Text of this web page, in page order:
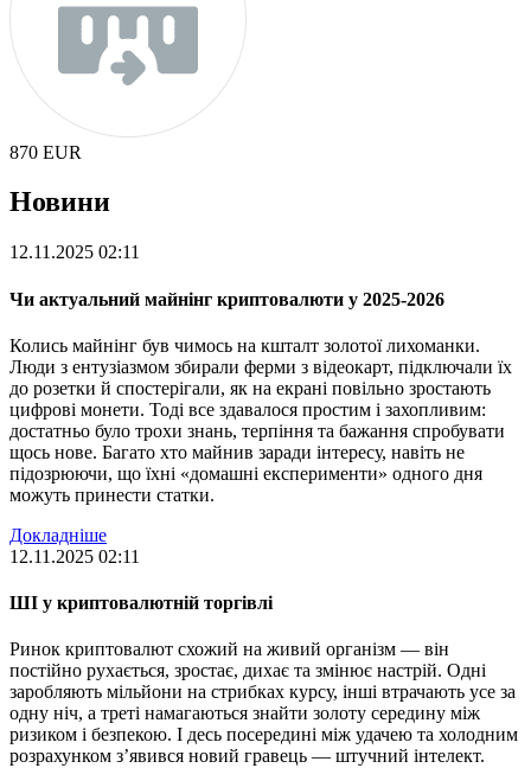
870 EUR
Новини
12.11.2025 02:11
Чи актуальний майнінг криптовалюти у 2025-2026
Колись майнінг був чимось на кшталт золотої лихоманки.
Люди з ентузіазмом збирали ферми з відеокарт, підключали їх
до розетки й спостерігали, як на екрані повільно зростають
цифрові монети. Тоді все здавалося простим і захопливим:
достатньо було трохи знань, терпіння та бажання спробувати
щось нове. Багато хто майнив заради інтересу, навіть не
підозрюючи, що їхні «домашні експерименти» одного дня
можуть принести статки.
Докладніше
12.11.2025 02:11
ШІ у криптовалютній торгівлі
Ринок криптовалют схожий на живий організм — він
постійно рухається, зростає, дихає та змінює настрій. Одні
заробляють мільйони на стрибках курсу, інші втрачають усе за
одну ніч, а треті намагаються знайти золоту середину між
ризиком і безпекою. І десь посередині між удачею та холодним
розрахунком з’явився новий гравець — штучний інтелект.